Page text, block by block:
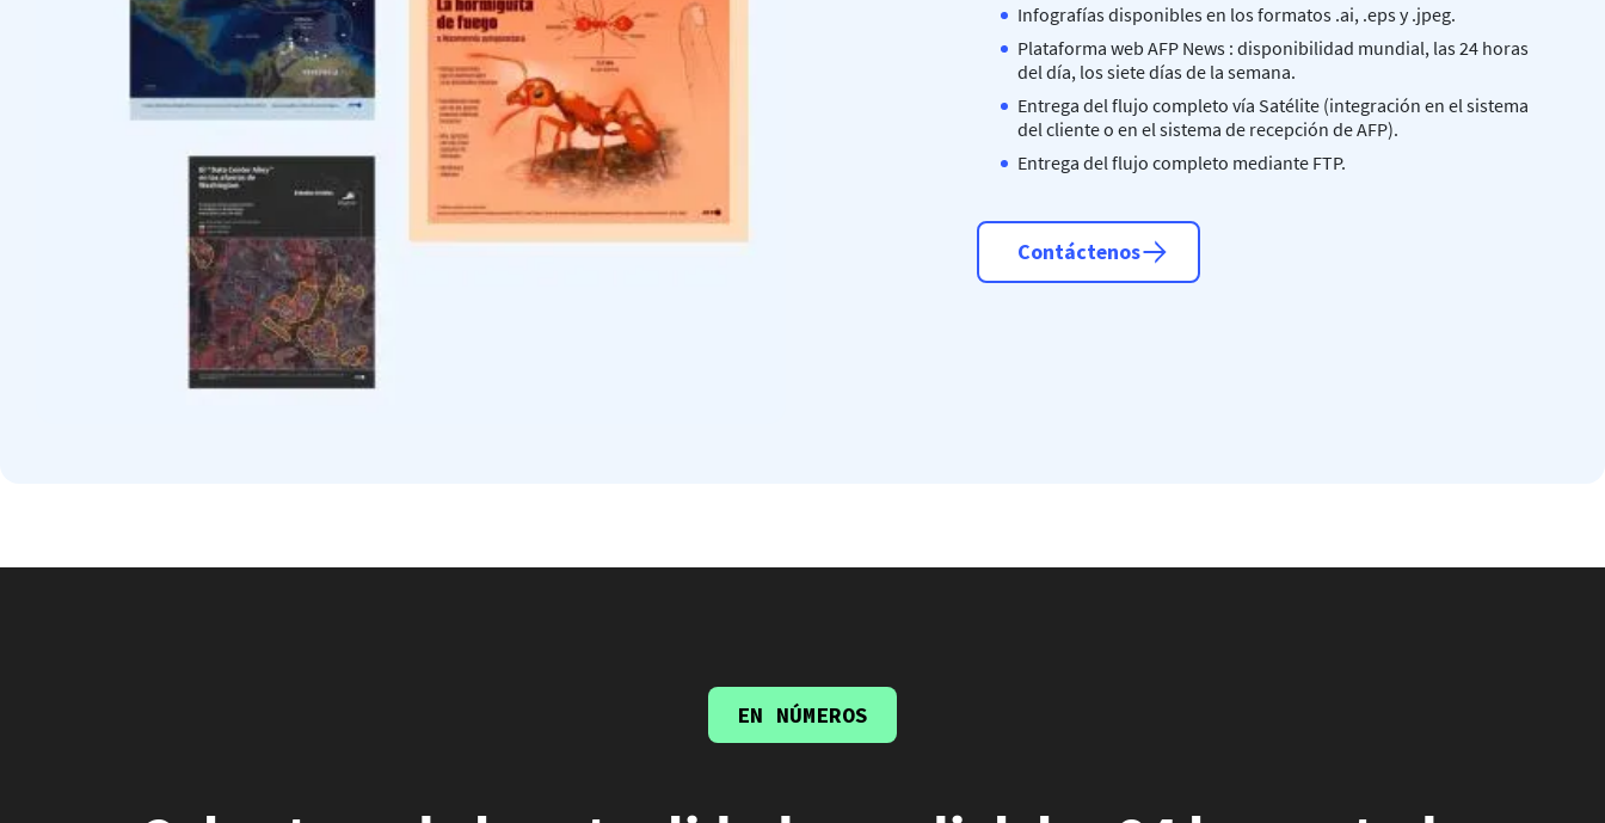
Infografías disponibles en los formatos .ai, .eps y .jpeg.
Plataforma web AFP News : disponibilidad mundial, las 24 horas
del día, los siete días de la semana.
Entrega del flujo completo vía Satélite (integración en el sistema
del cliente o en el sistema de recepción de AFP).
Entrega del flujo completo mediante FTP.
Contáctenos
EN NÚMEROS